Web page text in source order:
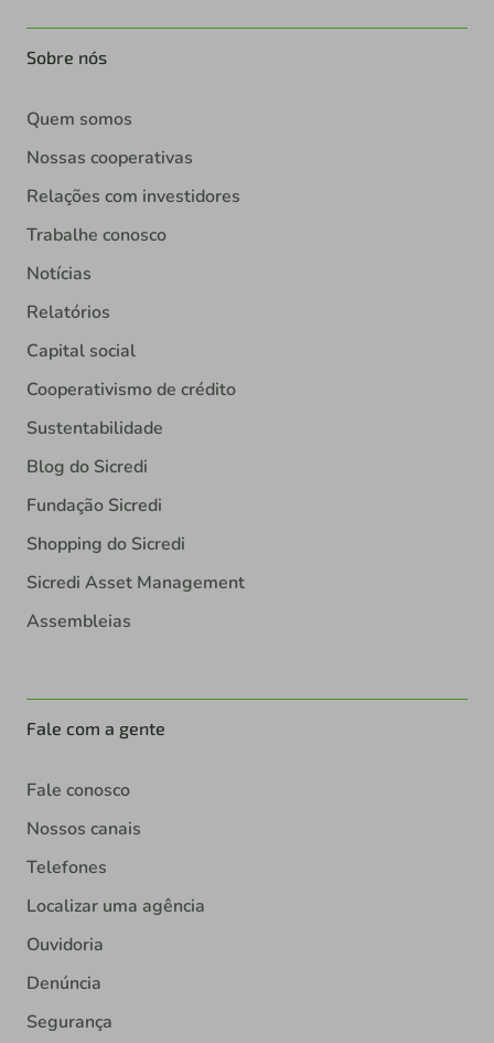
Sobre nós
Quem somos
Nossas cooperativas
Relações com investidores
Trabalhe conosco
Notícias
Relatórios
Capital social
Cooperativismo de crédito
Sustentabilidade
Blog do Sicredi
Fundação Sicredi
Shopping do Sicredi
Sicredi Asset Management
Assembleias
Fale com a gente
Fale conosco
Nossos canais
Telefones
Localizar uma agência
Ouvidoria
Denúncia
Segurança